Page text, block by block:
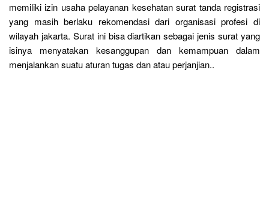
memiliki izin usaha pelayanan kesehatan surat tanda registrasi
yang masih berlaku rekomendasi dari organisasi profesi di
wilayah jakarta. Surat ini bisa diartikan sebagai jenis surat yang
isinya menyatakan kesanggupan dan kemampuan dalam
menjalankan suatu aturan tugas dan atau perjanjian..